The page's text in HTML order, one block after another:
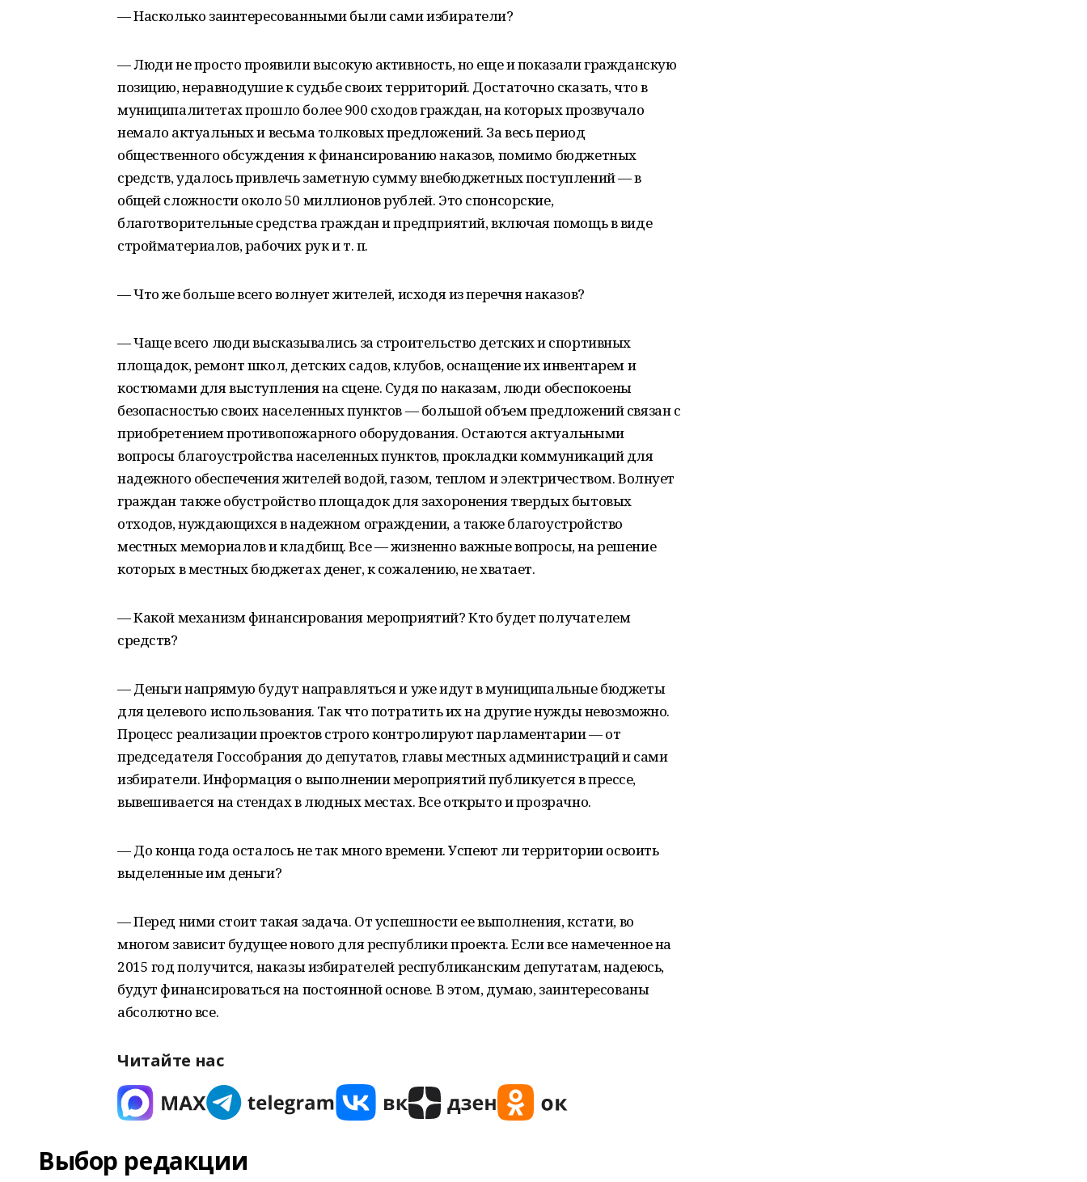
— Насколько заинтересованными были сами избиратели?
— Люди не просто проявили высокую активность, но еще и показали гражданскую
позицию, неравнодушие к судьбе своих территорий. Достаточно сказать, что в
муниципалитетах прошло более 900 сходов граждан, на которых прозвучало
немало актуальных и весьма толковых предложений. За весь период
общественного обсуждения к финансированию наказов, помимо бюджетных
средств, удалось привлечь заметную сумму внебюджетных поступлений — в
общей сложности около 50 миллионов рублей. Это спонсорские,
благотворительные средства граждан и предприятий, включая помощь в виде
стройматериалов, рабочих рук и т. п.
— Что же больше всего волнует жителей, исходя из перечня наказов?
— Чаще всего люди высказывались за строительство детских и спортивных
площадок, ремонт школ, детских садов, клубов, оснащение их инвентарем и
костюмами для выступления на сцене. Судя по наказам, люди обеспокоены
безопасностью своих населенных пунктов — большой объем предложений связан с
приобретением противопожарного оборудования. Остаются актуальными
вопросы благоустройства населенных пунктов, прокладки коммуникаций для
надежного обеспечения жителей водой, газом, теплом и электричеством. Волнует
граждан также обустройство площадок для захоронения твердых бытовых
отходов, нуждающихся в надежном ограждении, а также благоустройство
местных мемориалов и кладбищ. Все — жизненно важные вопросы, на решение
которых в местных бюджетах денег, к сожалению, не хватает.
— Какой механизм финансирования мероприятий? Кто будет получателем
средств?
— Деньги напрямую будут направляться и уже идут в муниципальные бюджеты
для целевого использования. Так что потратить их на другие нужды невозможно.
Процесс реализации проектов строго контролируют парламентарии — от
председателя Госсобрания до депутатов, главы местных администраций и сами
избиратели. Информация о выполнении мероприятий публикуется в прессе,
вывешивается на стендах в людных местах. Все открыто и прозрачно.
— До конца года осталось не так много времени. Успеют ли территории освоить
выделенные им деньги?
— Перед ними стоит такая задача. От успешности ее выполнения, кстати, во
многом зависит будущее нового для республики проекта. Если все намеченное на
2015 год получится, наказы избирателей республиканским депутатам, надеюсь,
будут финансироваться на постоянной основе. В этом, думаю, заинтересованы
абсолютно все.
Читайте нас
Выбор редакции